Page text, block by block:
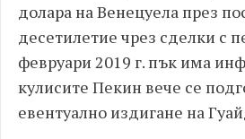
долара на Венецуела през
десетилетие чрез сделки с
февруари 2019 г. пък има
кулисите Пекин вече се
евентуално издигане на